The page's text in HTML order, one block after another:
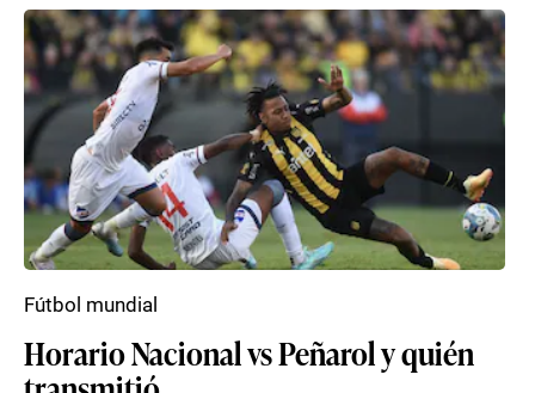
Horario Nacional vs Peñarol y quién
Fútbol mundial